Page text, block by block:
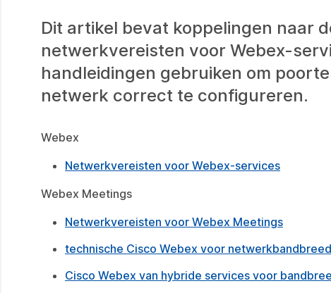
Dit artikel bevat koppelingen naar
netwerkvereisten voor Webex-
handleidingen gebruiken om
netwerk correct te configureren.
Webex
Netwerkvereisten voor Webex-services
Webex Meetings
Netwerkvereisten voor Webex Meetings
technische Cisco Webex voor
Cisco Webex van hybride services voor